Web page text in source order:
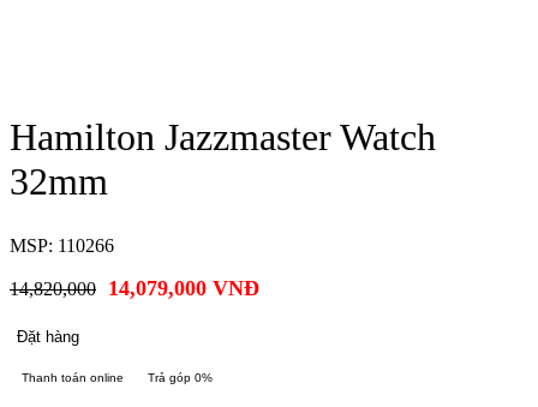
Hamilton Jazzmaster Watch
32mm
MSP: 110266
14,820,000 14,079,000 VNĐ
Đặt hàng
Thanh toán online Trả góp 0%